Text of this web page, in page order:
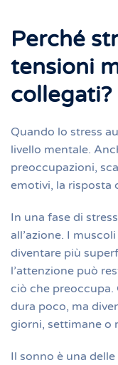
Perché
tensioni
collegati?
Quando lo stress
livello mentale.
preoccupazioni,
emotivi, la risposta
In una fase di
all’azione. I
diventare più
l’attenzione può
ciò che preoccupa.
dura poco, ma
giorni, settimane o
Il sonno è una